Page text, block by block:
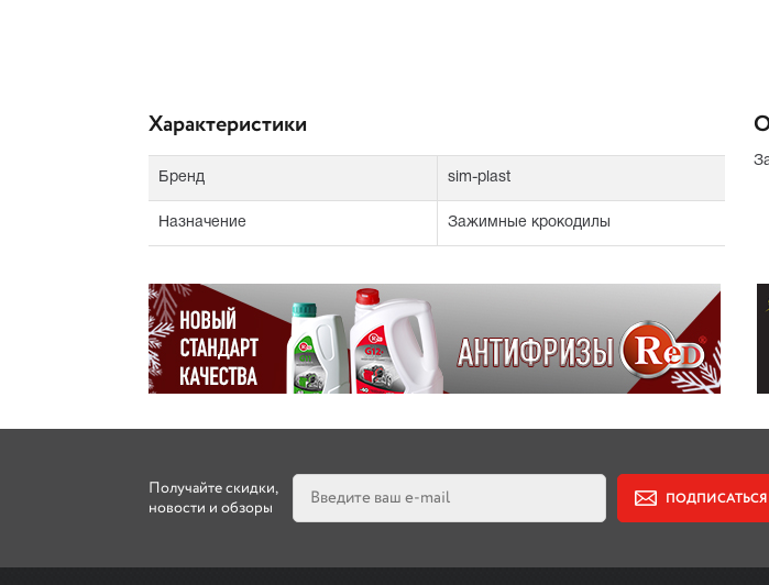
Характеристики
Бренд sim-plast
Назначение Зажимные крокодилы
Получайте скидки,
новости и обзоры
ПОДПИСАТЬСЯ